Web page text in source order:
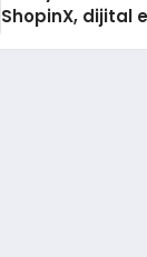
ShopinX, dijital